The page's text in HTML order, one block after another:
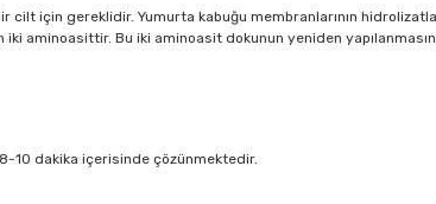
için gereklidir. Yumurta kabuğu membranlarının
aminoasittir. Bu iki aminoasit dokunun yeniden
10 dakika içerisinde çözünmektedir.